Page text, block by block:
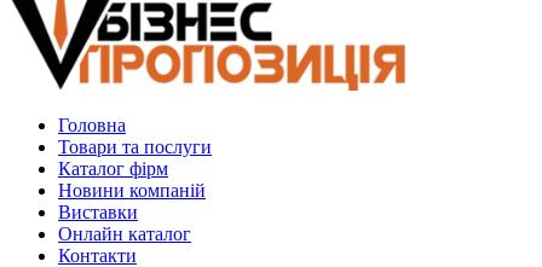
Головна
Товари та послуги
Каталог фірм
Новини компаній
Виставки
Онлайн каталог
Контакти